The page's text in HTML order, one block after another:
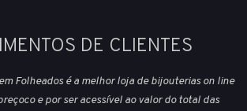
DE CLIENTES
Folheados é a melhor loja de bijouterias on line
e por ser acessível ao valor do total das